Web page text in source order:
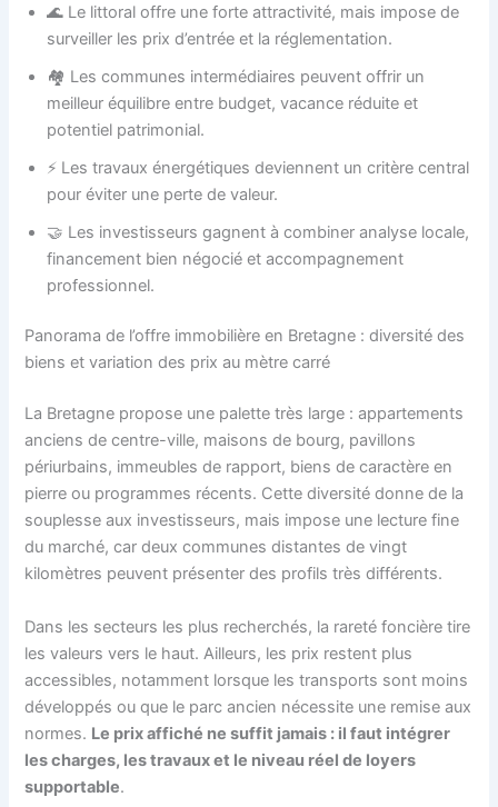
🌊 Le littoral offre une forte attractivité, mais impose de
surveiller les prix d’entrée et la réglementation.
🏘️ Les communes intermédiaires peuvent offrir un
meilleur équilibre entre budget, vacance réduite et
potentiel patrimonial.
⚡ Les travaux énergétiques deviennent un critère central
pour éviter une perte de valeur.
🤝 Les investisseurs gagnent à combiner analyse locale,
financement bien négocié et accompagnement
professionnel.
Panorama de l’offre immobilière en Bretagne : diversité des
biens et variation des prix au mètre carré
La Bretagne propose une palette très large : appartements
anciens de centre-ville, maisons de bourg, pavillons
périurbains, immeubles de rapport, biens de caractère en
pierre ou programmes récents. Cette diversité donne de la
souplesse aux investisseurs, mais impose une lecture fine
du marché, car deux communes distantes de vingt
kilomètres peuvent présenter des profils très différents.
Dans les secteurs les plus recherchés, la rareté foncière tire
les valeurs vers le haut. Ailleurs, les prix restent plus
accessibles, notamment lorsque les transports sont moins
développés ou que le parc ancien nécessite une remise aux
normes. Le prix affiché ne suffit jamais : il faut intégrer
les charges, les travaux et le niveau réel de loyers
supportable.